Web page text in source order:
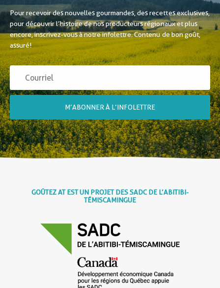
Pour recevoir des nouvelles gourmandes, des recettes exclusives,
pour découvrir l’histoire de nos producteurs régionaux et plus
encore, inscrivez-vous à notre infolettre. Contenu de bon goût,
assuré!
M’ABONNER À L’INFOLETTRE
GOÛTEZ AT EST UN PROJET DES SADC DE L’ABITIBI-
TÉMISCAMINGUE